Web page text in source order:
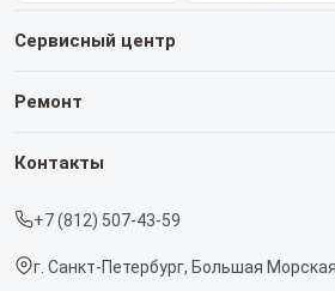
Сервисный центр
О нашем сервисе
Срочный ремонт
Доставка и способы оплаты
Ремонт
Роботов-пылесосов
Контакты
+7 (812) 507-43-59
г. Санкт-Петербург, Большая